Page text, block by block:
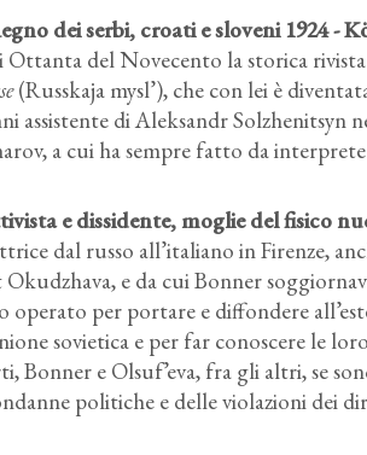
dei serbi, croati e sloveni 1924 -
del Novecento la storica rivista
(Russkaja mysl’), che con lei è
assistente di Aleksandr Solzhenitsyn
a cui ha sempre fatto da
e dissidente, moglie del fisico
dal russo all’italiano in Firenze,
e da cui Bonner
operato per portare e diffondere
sovietica e per far conoscere le
Bonner e Olsuf’eva, fra gli altri, se
politiche e delle violazioni dei